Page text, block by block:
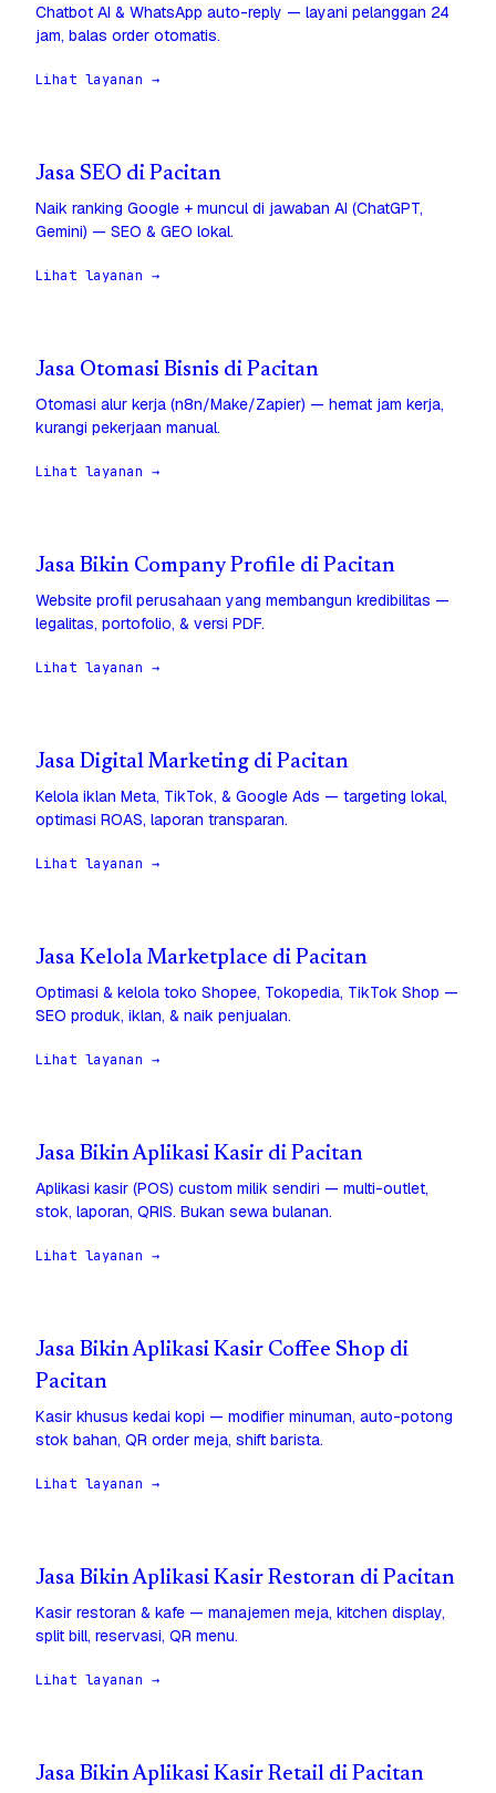
Chatbot AI & WhatsApp auto-reply — layani pelanggan 24
jam, balas order otomatis.
Lihat layanan →
Jasa SEO di Pacitan
Naik ranking Google + muncul di jawaban AI (ChatGPT,
Gemini) — SEO & GEO lokal.
Lihat layanan →
Jasa Otomasi Bisnis di Pacitan
Otomasi alur kerja (n8n/Make/Zapier) — hemat jam kerja,
kurangi pekerjaan manual.
Lihat layanan →
Jasa Bikin Company Profile di Pacitan
Website profil perusahaan yang membangun kredibilitas —
legalitas, portofolio, & versi PDF.
Lihat layanan →
Jasa Digital Marketing di Pacitan
Kelola iklan Meta, TikTok, & Google Ads — targeting lokal,
optimasi ROAS, laporan transparan.
Lihat layanan →
Jasa Kelola Marketplace di Pacitan
Optimasi & kelola toko Shopee, Tokopedia, TikTok Shop —
SEO produk, iklan, & naik penjualan.
Lihat layanan →
Jasa Bikin Aplikasi Kasir di Pacitan
Aplikasi kasir (POS) custom milik sendiri — multi-outlet,
stok, laporan, QRIS. Bukan sewa bulanan.
Lihat layanan →
Jasa Bikin Aplikasi Kasir Coffee Shop di
Pacitan
Kasir khusus kedai kopi — modifier minuman, auto-potong
stok bahan, QR order meja, shift barista.
Lihat layanan →
Jasa Bikin Aplikasi Kasir Restoran di Pacitan
Kasir restoran & kafe — manajemen meja, kitchen display,
split bill, reservasi, QR menu.
Lihat layanan →
Jasa Bikin Aplikasi Kasir Retail di Pacitan